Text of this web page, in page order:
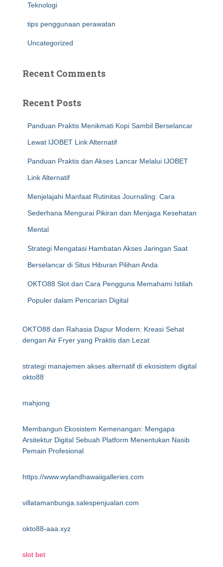
Teknologi
tips penggunaan perawatan
Uncategorized
Recent Comments
Recent Posts
Panduan Praktis Menikmati Kopi Sambil Berselancar
Lewat IJOBET Link Alternatif
Panduan Praktis dan Akses Lancar Melalui IJOBET
Link Alternatif
Menjelajahi Manfaat Rutinitas Journaling: Cara
Sederhana Mengurai Pikiran dan Menjaga Kesehatan
Mental
Strategi Mengatasi Hambatan Akses Jaringan Saat
Berselancar di Situs Hiburan Pilihan Anda
OKTO88 Slot dan Cara Pengguna Memahami Istilah
Populer dalam Pencarian Digital
OKTO88 dan Rahasia Dapur Modern: Kreasi Sehat
dengan Air Fryer yang Praktis dan Lezat
strategi manajemen akses alternatif di ekosistem digital
okto88
mahjong
Membangun Ekosistem Kemenangan: Mengapa
Arsitektur Digital Sebuah Platform Menentukan Nasib
Pemain Profesional
https://www.wylandhawaiigalleries.com
villatamanbunga.salespenjualan.com
okto88-aaa.xyz
slot bet